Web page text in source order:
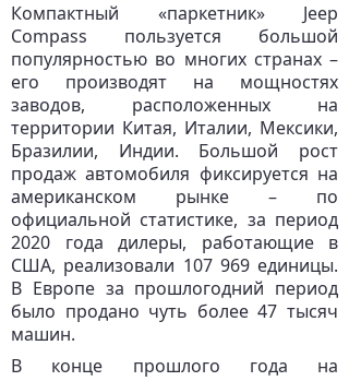
Компактный «паркетник» Jeep
Compass пользуется большой
популярностью во многих странах –
его производят на мощностях
заводов, расположенных на
территории Китая, Италии, Мексики,
Бразилии, Индии. Большой рост
продаж автомобиля фиксируется на
американском рынке – по
официальной статистике, за период
2020 года дилеры, работающие в
США, реализовали 107 969 единицы.
В Европе за прошлогодний период
было продано чуть более 47 тысяч
машин.
В конце прошлого года на